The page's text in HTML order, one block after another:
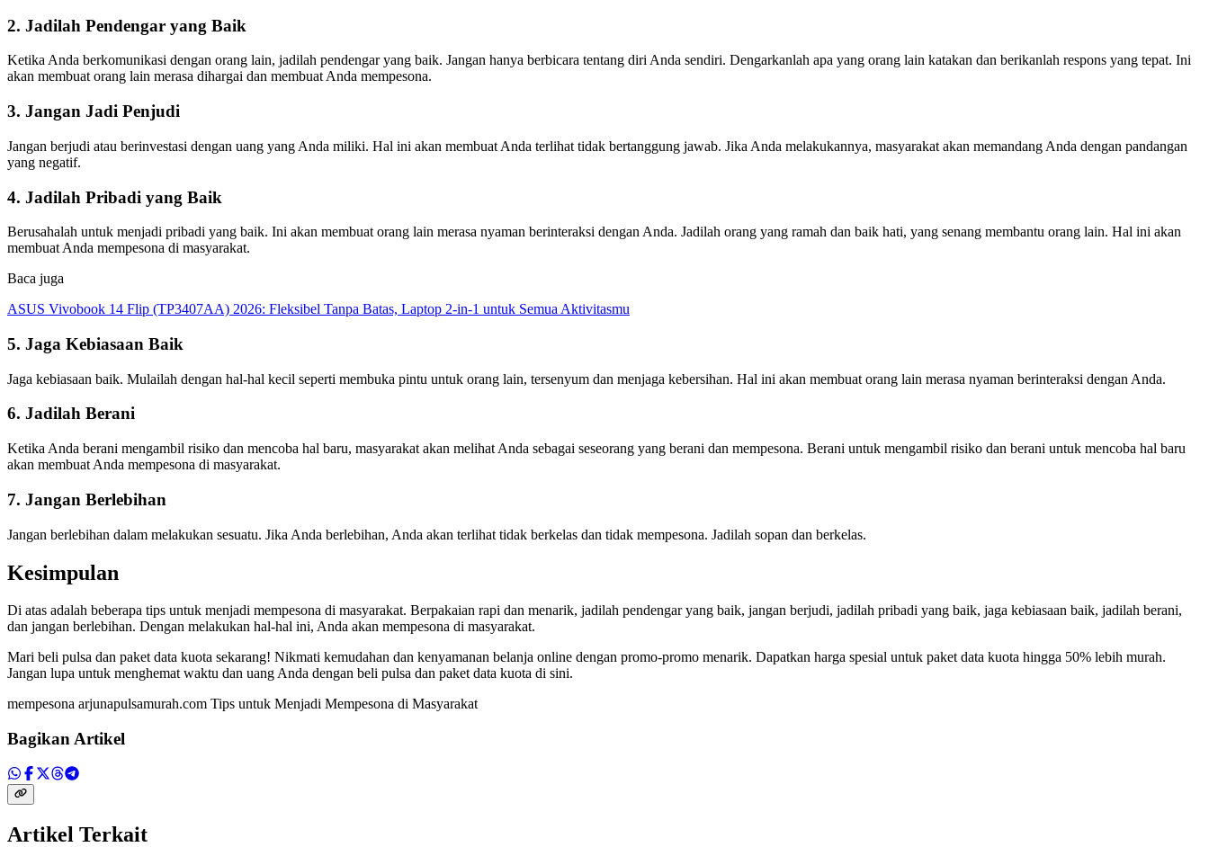
2. Jadilah Pendengar yang Baik
Ketika Anda berkomunikasi dengan orang lain, jadilah pendengar yang baik. Jangan hanya berbicara tentang diri Anda sendiri. Dengarkanlah apa yang orang lain katakan dan berikanlah respons yang tepat. Ini
akan membuat orang lain merasa dihargai dan membuat Anda mempesona.
3. Jangan Jadi Penjudi
Jangan berjudi atau berinvestasi dengan uang yang Anda miliki. Hal ini akan membuat Anda terlihat tidak bertanggung jawab. Jika Anda melakukannya, masyarakat akan memandang Anda dengan pandangan
yang negatif.
4. Jadilah Pribadi yang Baik
Berusahalah untuk menjadi pribadi yang baik. Ini akan membuat orang lain merasa nyaman berinteraksi dengan Anda. Jadilah orang yang ramah dan baik hati, yang senang membantu orang lain. Hal ini akan
membuat Anda mempesona di masyarakat.
Baca juga
ASUS Vivobook 14 Flip (TP3407AA) 2026: Fleksibel Tanpa Batas, Laptop 2-in-1 untuk Semua Aktivitasmu
5. Jaga Kebiasaan Baik
Jaga kebiasaan baik. Mulailah dengan hal-hal kecil seperti membuka pintu untuk orang lain, tersenyum dan menjaga kebersihan. Hal ini akan membuat orang lain merasa nyaman berinteraksi dengan Anda.
6. Jadilah Berani
Ketika Anda berani mengambil risiko dan mencoba hal baru, masyarakat akan melihat Anda sebagai seseorang yang berani dan mempesona. Berani untuk mengambil risiko dan berani untuk mencoba hal baru
akan membuat Anda mempesona di masyarakat.
7. Jangan Berlebihan
Jangan berlebihan dalam melakukan sesuatu. Jika Anda berlebihan, Anda akan terlihat tidak berkelas dan tidak mempesona. Jadilah sopan dan berkelas.
Kesimpulan
Di atas adalah beberapa tips untuk menjadi mempesona di masyarakat. Berpakaian rapi dan menarik, jadilah pendengar yang baik, jangan berjudi, jadilah pribadi yang baik, jaga kebiasaan baik, jadilah berani,
dan jangan berlebihan. Dengan melakukan hal-hal ini, Anda akan mempesona di masyarakat.
Mari beli pulsa dan paket data kuota sekarang! Nikmati kemudahan dan kenyamanan belanja online dengan promo-promo menarik. Dapatkan harga spesial untuk paket data kuota hingga 50% lebih murah.
Jangan lupa untuk menghemat waktu dan uang Anda dengan beli pulsa dan paket data kuota di sini.
mempesona arjunapulsamurah.com Tips untuk Menjadi Mempesona di Masyarakat
Bagikan Artikel
Artikel Terkait